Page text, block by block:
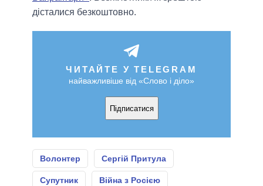
дісталися безкоштовно.
ЧИТАЙТЕ У TELEGRAM
найважливіше від «Слово і діло»
Підписатися
Волонтер Сергій Притула
Супутник Війна з Росією